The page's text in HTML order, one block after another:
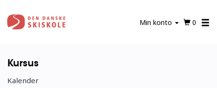
hovedindhold
Min konto 0
Kursus
Kalender